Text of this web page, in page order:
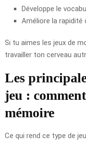
Développe le
Améliore la rapidité
Si tu aimes les jeux de
travailler ton cerveau
Les
jeu :
mémoire
Ce qui rend ce type de